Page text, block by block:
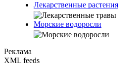
Лекарственные растения
Морские водоросли
Реклама
XML feeds